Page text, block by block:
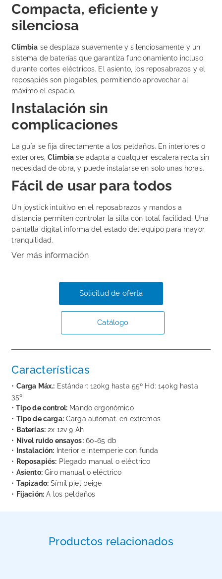
Compacta, eficiente y
silenciosa
Climbia se desplaza suavemente y silenciosamente y un
sistema de baterías que garantiza funcionamiento incluso
durante cortes eléctricos. El asiento, los reposabrazos y el
reposapiés son plegables, permitiendo aprovechar al
máximo el espacio.
Instalación sin
complicaciones
La guía se fija directamente a los peldaños. En interiores o
exteriores,Climbia se adapta a cualquier escalera recta sin
necesidad de obra, y puede instalarse en solo unas horas.
Fácil de usar para todos
Un joystick intuitivo en el reposabrazos y mandos a
distancia permiten controlar la silla con total facilidad. Una
pantalla digital informa del estado del equipo para mayor
tranquilidad.
Ver más información
Solicitud de oferta
Catálogo
Características
• Carga Máx.: Estándar: 120kg hasta 55º Hd: 140kg hasta
35º
• Tipo de control: Mando ergonómico
• Tipo de carga:Carga automat. en extremos
• Baterías: 2x 12v 9 Ah
• Nivel ruido ensayos:60-65 db
•
Instalación: Interior e intemperie con funda
• Reposapiés: Plegado manual o eléctrico
• Asiento:Giro manual o eléctrico
• Tapizado: Símil piel beige
• Fijación: A los peldaños
Productos relacionados